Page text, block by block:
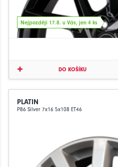
Nejpozději 17.8. u Vás, jen 4 ks
DO KOŠÍKU
PLATIN
P86 Silver 7x16 5x108 ET46